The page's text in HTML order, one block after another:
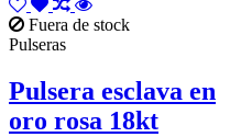
Fuera de stock
Pulseras
Pulsera esclava en
oro rosa 18kt